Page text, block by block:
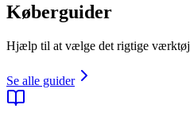
Køberguider
Hjælp til at vælge det rigtige værktøj
Se alle guider